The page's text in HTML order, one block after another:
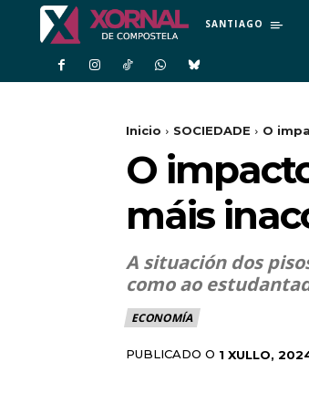
SANTIAGO
Inicio SOCIEDADE O
O
máis
A situación dos
como ao
ECONOMÍA
PUBLICADO O 1 XULLO,